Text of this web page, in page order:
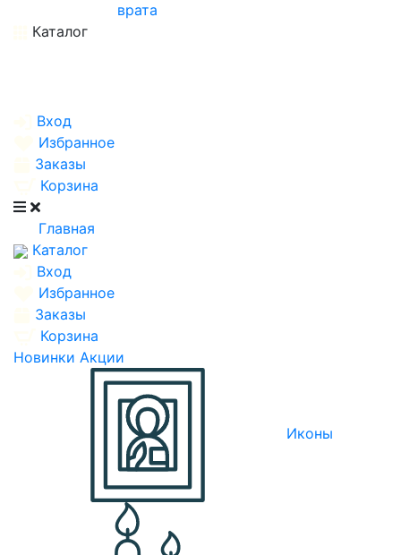
врата
Каталог
Вход
Избранное
Заказы
Корзина
Главная
Каталог
Вход
Избранное
Заказы
Корзина
Новинки Акции
Иконы